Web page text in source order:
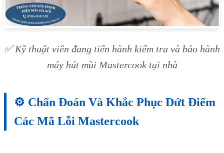
✅ Kỹ thuật viên đang tiến hành kiểm tra và bảo hành
máy hút mùi Mastercook tại nhà
⚙️ Chẩn Đoán Và Khắc Phục Dứt Điểm
Các Mã Lỗi Mastercook